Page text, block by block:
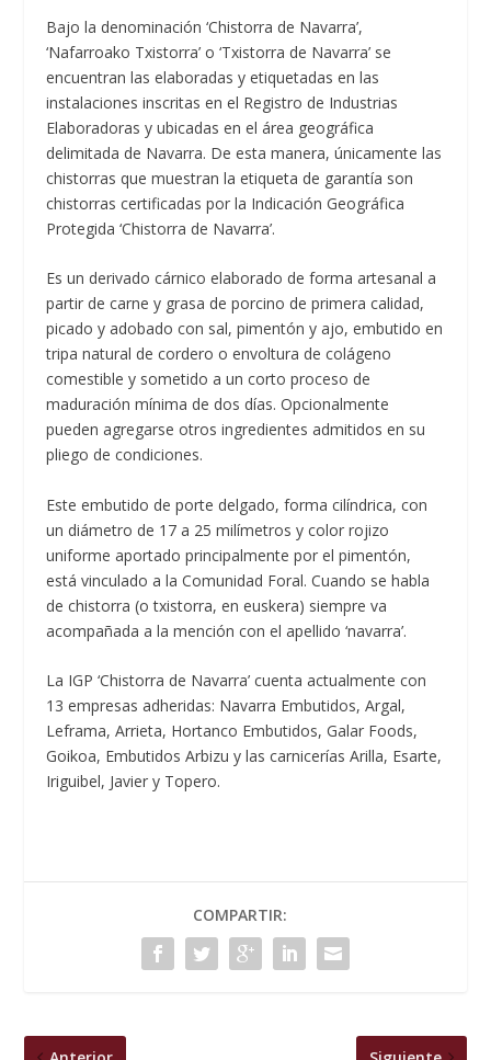
Bajo la denominación ‘Chistorra de Navarra’,
‘Nafarroako Txistorra’ o ‘Txistorra de Navarra’ se
encuentran las elaboradas y etiquetadas en las
instalaciones inscritas en el Registro de Industrias
Elaboradoras y ubicadas en el área geográfica
delimitada de Navarra. De esta manera, únicamente las
chistorras que muestran la etiqueta de garantía son
chistorras certificadas por la Indicación Geográfica
Protegida ‘Chistorra de Navarra’.
Es un derivado cárnico elaborado de forma artesanal a
partir de carne y grasa de porcino de primera calidad,
picado y adobado con sal, pimentón y ajo, embutido en
tripa natural de cordero o envoltura de colágeno
comestible y sometido a un corto proceso de
maduración mínima de dos días. Opcionalmente
pueden agregarse otros ingredientes admitidos en su
pliego de condiciones.
Este embutido de porte delgado, forma cilíndrica, con
un diámetro de 17 a 25 milímetros y color rojizo
uniforme aportado principalmente por el pimentón,
está vinculado a la Comunidad Foral. Cuando se habla
de chistorra (o txistorra, en euskera) siempre va
acompañada a la mención con el apellido ‘navarra’.
La IGP ‘Chistorra de Navarra’ cuenta actualmente con
13 empresas adheridas: Navarra Embutidos, Argal,
Leframa, Arrieta, Hortanco Embutidos, Galar Foods,
Goikoa, Embutidos Arbizu y las carnicerías Arilla, Esarte,
Iriguibel, Javier y Topero.
COMPARTIR: